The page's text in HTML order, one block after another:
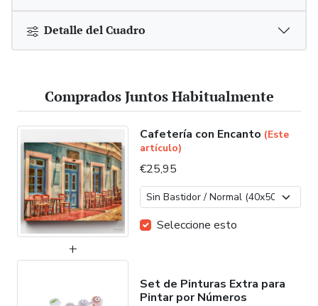
Detalle del Cuadro
Comprados Juntos Habitualmente
Cafetería con Encanto (Este
artículo)
€25,95
Seleccione esto
Set de Pinturas Extra para
Pintar por Números